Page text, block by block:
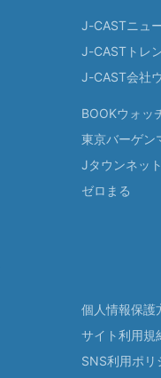
J-CASTニュ
J-CASTトレ
J-CAST会社
BOOKウォッ
東京バーゲン
Jタウンネット
ゼロまる
個人情報保護
サイト利用規
SNS利用ポリ